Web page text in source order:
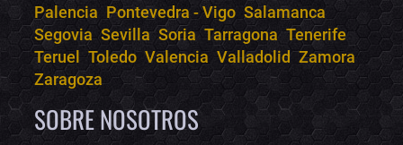
Palencia Pontevedra - Vigo Salamanca
Segovia Sevilla Soria Tarragona Tenerife
Teruel Toledo Valencia Valladolid Zamora
Zaragoza
SOBRE NOSOTROS